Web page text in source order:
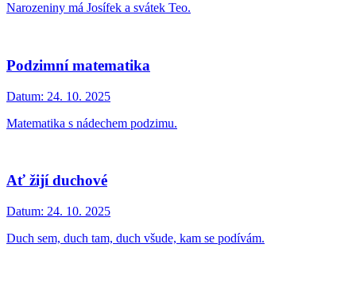
Narozeniny má Josífek a svátek Teo.
Podzimní matematika
Datum: 24. 10. 2025
Matematika s nádechem podzimu.
Ať žijí duchové
Datum: 24. 10. 2025
Duch sem, duch tam, duch všude, kam se podívám.